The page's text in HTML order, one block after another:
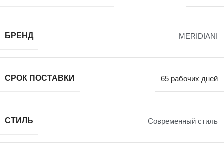
БРЕНД MERIDIANI
СРОК ПОСТАВКИ 65 рабочих дней
СТИЛЬ Современный стиль